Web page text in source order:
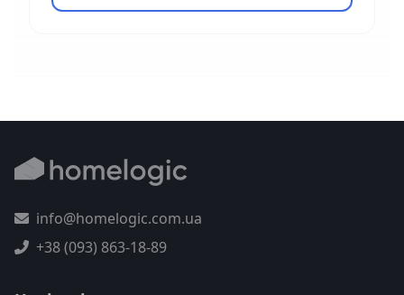
info@homelogic.com.ua
+38 (093) 863-18-89